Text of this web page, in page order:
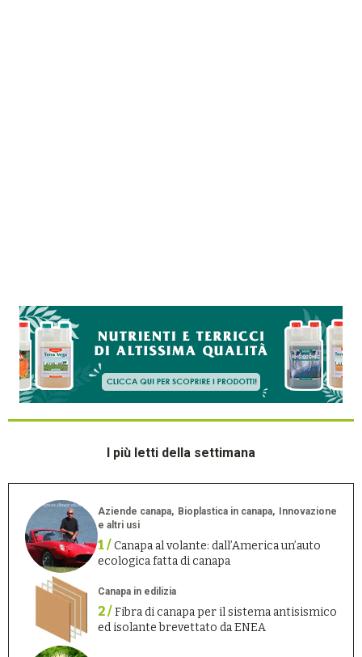
I più letti della settimana
Aziende canapa Bioplastica in canapa
Innovazione
e altri usi
1 /Canapa al volante: dall’America un’auto
ecologica fatta di canapa
Canapa in edilizia
2 /Fibra di canapa per il sistema antisismico
ed isolante brevettato da ENEA